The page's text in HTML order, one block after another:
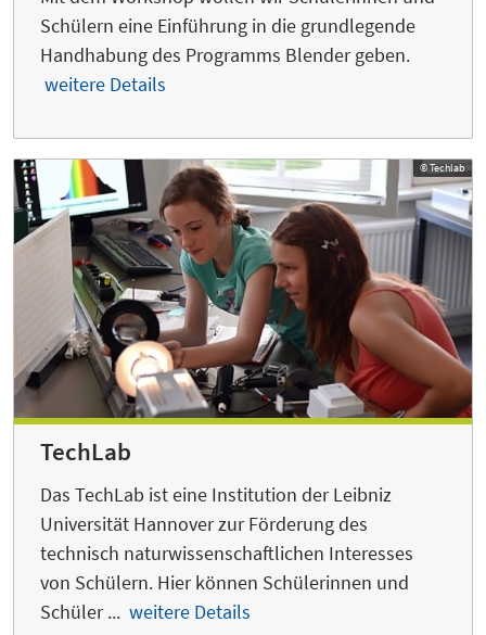
Schülern eine Einführung in die grundlegende
Handhabung des Programms Blender geben.
weitere Details
© Techlab
TechLab
Das TechLab ist eine Institution der Leibniz
Universität Hannover zur Förderung des
technisch naturwissenschaftlichen Interesses
von Schülern. Hier können Schülerinnen und
Schüler ... weitere Details